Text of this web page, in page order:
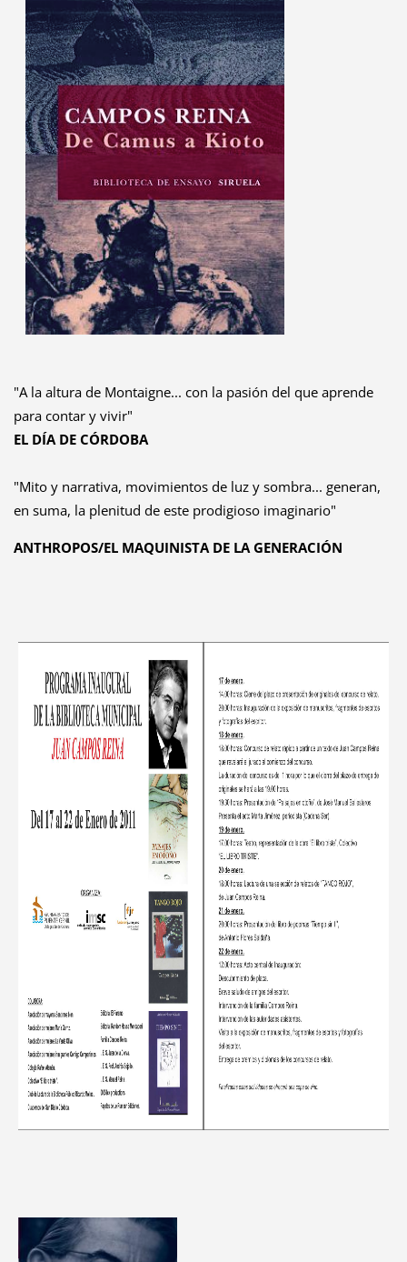
"A la altura de Montaigne... con la pasión del que aprende
para contar y vivir"
EL DÍA DE CÓRDOBA
"Mito y narrativa, movimientos de luz y sombra... generan,
en suma, la plenitud de este prodigioso imaginario"
ANTHROPOS/EL MAQUINISTA DE LA GENERACIÓN